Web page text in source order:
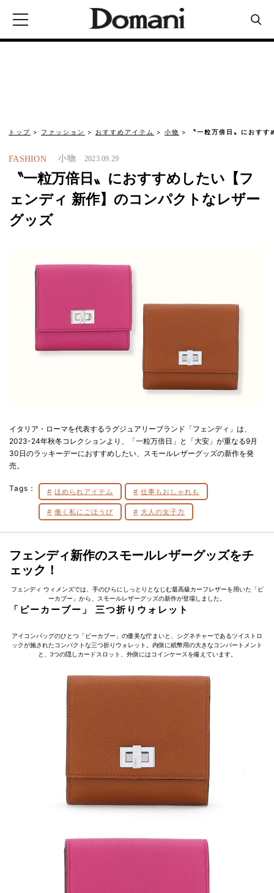
トップ ファッション おすすめアイテム 小物 〝一粒万倍日〟におす
FASHION 小物 2023.09.29
〝一粒万倍日〟におすすめしたい【フ
ェンディ 新作】のコンパクトなレザー
グッズ
イタリア・ローマを代表するラグジュアリーブランド「フェンディ」は、
2023-24年秋冬コレクションより、「一粒万倍日」と「大安」が重なる9月
30日のラッキーデーにおすすめしたい、スモールレザーグッズの新作を発
売。
Tags： ほめられアイテム 仕事もおしゃれも
働く私にごほうび 大人の女子力
フェンディ新作のスモールレザーグッズをチ
ェック！
フェンディ ウィメンズでは、手のひらにしっとりとなじむ最高級カーフレザーを用いた「ピ
ーカブー」から、スモールレザーグッズの新作が登場しました。
「ピーカーブー」 三つ折りウォレット
アイコンバッグのひとつ「ピーカブー」の優美な佇まいと、シグネチャーであるツイストロ
ックが施されたコンパクトな三つ折りウォレット。内側に紙幣用の大きなコンパートメント
と、3つの隠しカードスロット、外側にはコインケースを備えています。